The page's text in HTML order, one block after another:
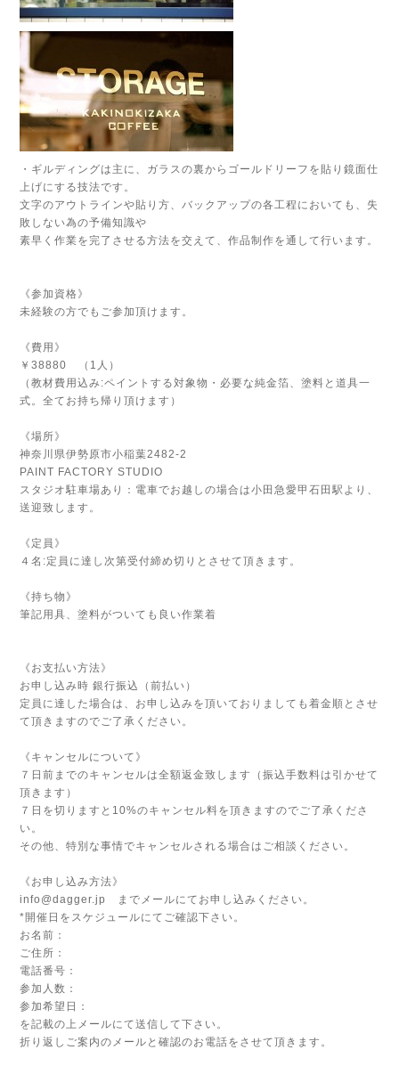
・ギルディングは主に、ガラスの裏からゴールドリーフを貼り鏡面仕
上げにする技法です。
文字のアウトラインや貼り方、バックアップの各工程においても、失
敗しない為の予備知識や
素早く作業を完了させる方法を交えて、作品制作を通して行います。
《参加資格》
未経験の方でもご参加頂けます。
《費用》
￥38880 （1人）
（教材費用込み:ペイントする対象物・必要な純金箔、塗料と道具一
式。全てお持ち帰り頂けます）
《場所》
神奈川県伊勢原市小稲葉2482-2
PAINT FACTORY STUDIO
スタジオ駐車場あり：電車でお越しの場合は小田急愛甲石田駅より、
送迎致します。
《定員》
４名:定員に達し次第受付締め切りとさせて頂きます。
《持ち物》
筆記用具、塗料がついても良い作業着
《お支払い方法》
お申し込み時 銀行振込（前払い）
定員に達した場合は、お申し込みを頂いておりましても着金順とさせ
て頂きますのでご了承ください。
《キャンセルについて》
７日前までのキャンセルは全額返金致します（振込手数料は引かせて
頂きます）
７日を切りますと10%のキャンセル料を頂きますのでご了承くださ
い。
その他、特別な事情でキャンセルされる場合はご相談ください。
《お申し込み方法》
info@dagger.jp
までメールにてお申し込みください。
*開催日を スケジュールにてご確認下さい。
お名前：
ご住所：
電話番号：
参加人数：
参加希望日：
を記載の上メールにて送信して下さい。
折り返しご案内のメールと確認のお電話をさせて頂きます。